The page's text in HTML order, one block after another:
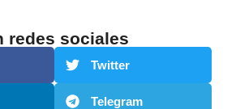
redes sociales
Twitter
Telegram